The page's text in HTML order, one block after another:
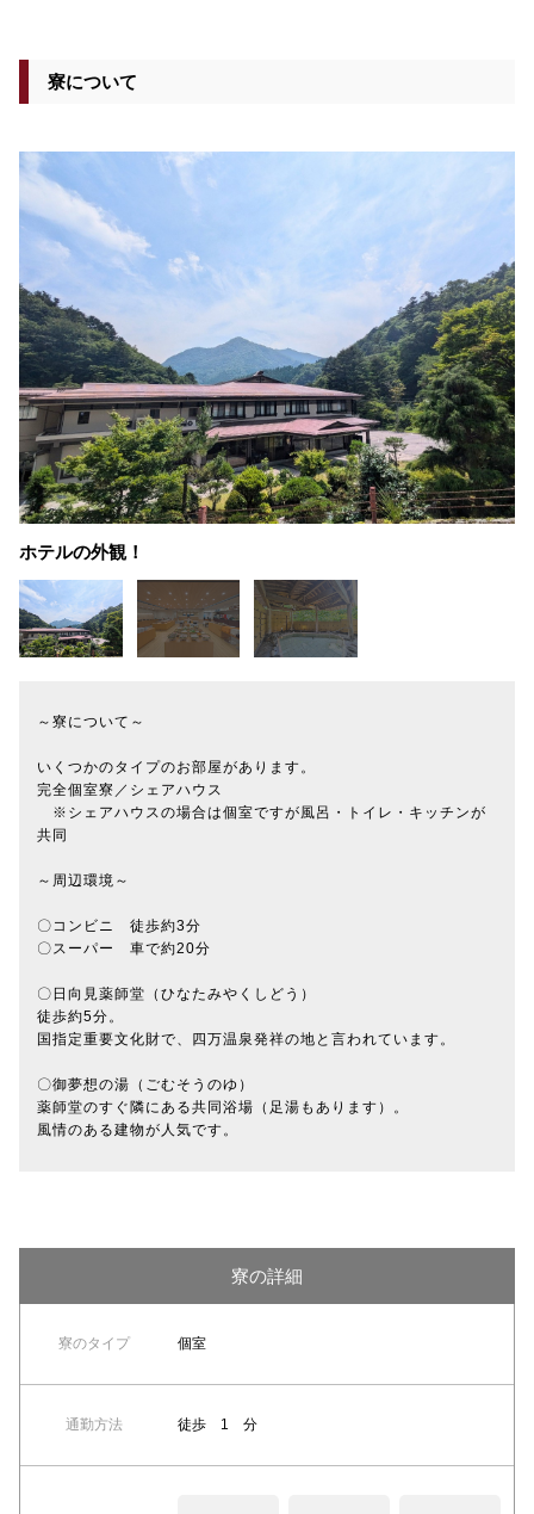
寮について
ホテルの外観！
～寮について～
いくつかのタイプのお部屋があります。
完全個室寮／シェアハウス
※シェアハウスの場合は個室ですが風呂・トイレ・キッチンが
共同
～周辺環境～
〇コンビニ 徒歩約3分
〇スーパー 車で約20分
〇日向見薬師堂（ひなたみやくしどう）
徒歩約5分。
国指定重要文化財で、四万温泉発祥の地と言われています。
〇御夢想の湯（ごむそうのゆ）
薬師堂のすぐ隣にある共同浴場（足湯もあります）。
風情のある建物が人気です。
寮の詳細
寮のタイプ 個室
通勤方法 徒歩 1 分